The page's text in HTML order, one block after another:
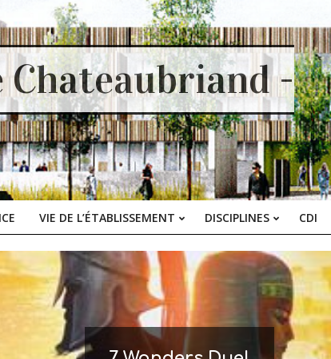
Chateaubriand -
Primary
Navigation
Menu
VIE DE L’ÉTABLISSEMENT DISCIPLINES CDI